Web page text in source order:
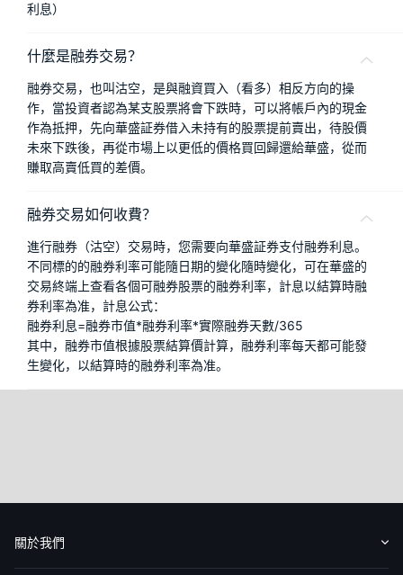
利息）
什麼是融券交易？
融券交易，也叫沽空，是與融資買入（看多）相反方向的操
作，當投資者認為某支股票將會下跌時，可以將帳戶內的現金
作為抵押，先向華盛証券借入未持有的股票提前賣出，待股價
未來下跌後，再從市場上以更低的價格買回歸還給華盛，從而
賺取高賣低買的差價。
融券交易如何收費？
進行融券（沽空）交易時，您需要向華盛証券支付融券利息。
不同標的的融券利率可能隨日期的變化隨時變化，可在華盛的
交易終端上查看各個可融券股票的融券利率，計息以結算時融
券利率為准，計息公式：
融券利息=融券市值*融券利率*實際融券天數/365
其中，融券市值根據股票結算價計算，融券利率每天都可能發
生變化，以結算時的融券利率為准。
關於我們